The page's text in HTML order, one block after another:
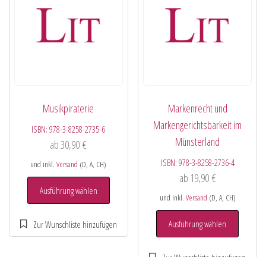
Musikpiraterie
ISBN:978-3-8258-2735-6
ab30,90€
und inkl.Versand (D, A, CH)
Ausführung wählen
Markenrecht und
Markengerichtsbarkeit im
Münsterland
ISBN: 978-3-8258-2736-4
ab 19,90 €
und inkl. Versand (D, A, CH)
Ausführung wählen